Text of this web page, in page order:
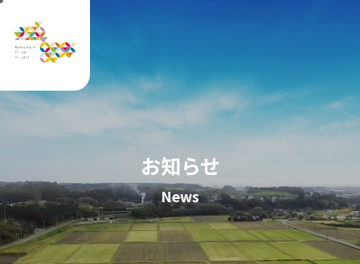
お知らせ
News